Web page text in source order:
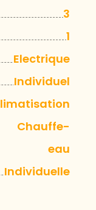
3
1
Electrique
Individuel
Chauffe-
eau
Individuelle